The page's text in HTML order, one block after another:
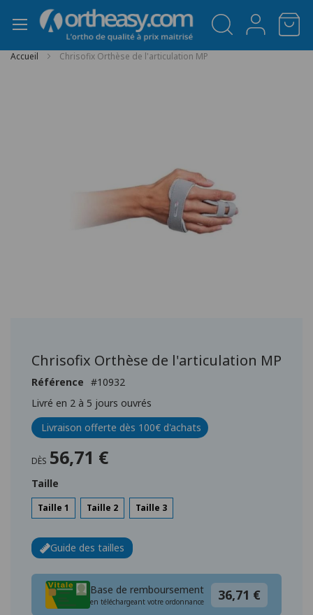
Accueil Chrisofix Orthèse de l'articulation MP
d’images
Chrisofix Orthèse de l'articulation MP
Référence
10932
Livré en 2 à 5 jours ouvrés
Livraison offerte dès 100€ d'achats
DÈS 56,71 €
Taille
Taille 1 Taille 2 Taille 3
Guide des tailles
Base de remboursement
en téléchargeant votre ordonnance 36,71 €
Panneau de gestion des cookies